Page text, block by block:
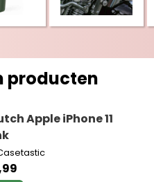
producten
Apple iPhone 11